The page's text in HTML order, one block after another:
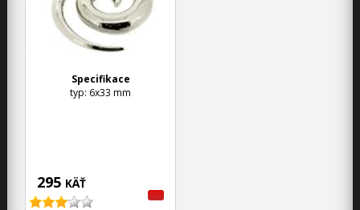
295 KÄŤ
Specifikace
typ: 6x33 mm